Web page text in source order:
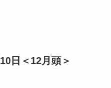
日＜12月頭＞